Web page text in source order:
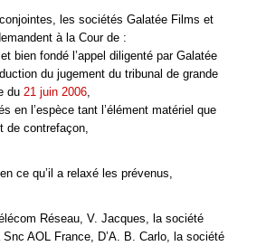
les sociétés Galatée Films et
à la Cour de :
bien fondé l’appel diligenté par Galatée
du jugement du tribunal de grande
du 21 juin 2006,
en l’espèce tant l’élément matériel que
de contrefaçon,
ce qu’il a relaxé les prévenus,
Réseau, V. Jacques, la société
AOL France, D’A. B. Carlo, la société